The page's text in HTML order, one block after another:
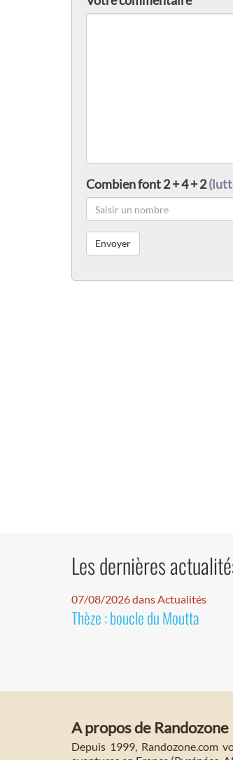
Combien font 2 + 4 + 2
Les dernières
07/08/2026 dans Actualités
Thèze : boucle du Moutta
A propos de Randozone
Depuis 1999, Randozone.com